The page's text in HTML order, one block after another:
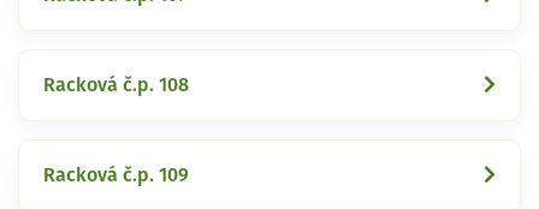
Racková č.p. 108
Racková č.p. 109